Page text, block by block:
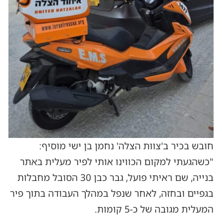
חובש בכיר ב'צוות הצלה' נחמן בן ישי מוסיף:
"כשהגעתי למקום הכווינו אותי לפיר מעלית באתר
בנייה, שם ראיתי פועל, גבר כבן 30 הסובל מחבלות
בגפיים ובחזה, לאחר שנפל במהלך העבודה בתוך פיר
המעלית מגובה של כ-5 קומות.